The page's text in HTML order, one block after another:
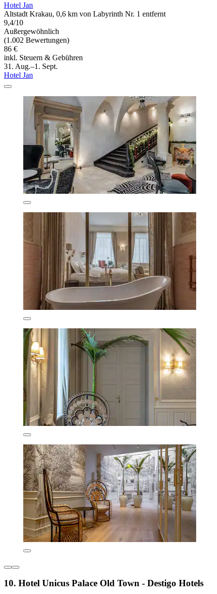
Hotel Jan
Altstadt Krakau, 0,6 km von Labyrinth Nr. 1 entfernt
9,4/10
Außergewöhnlich
(1.002 Bewertungen)
86 €
inkl. Steuern & Gebühren
31. Aug.–1. Sept.
Hotel Jan
10. Hotel Unicus Palace Old Town - Destigo Hotels